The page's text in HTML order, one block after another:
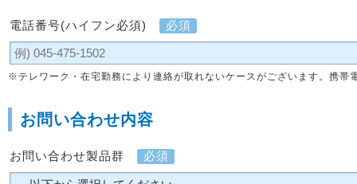
電話番号(ハイフン必須) 必須
※テレワーク・在宅勤務により連絡が取れないケースがございます。携
お問い合わせ内容
お問い合わせ製品群 必須